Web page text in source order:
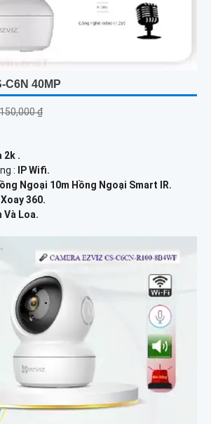
C6N 40MP
₫
2k .
:
IP Wifi.
Ngoại 10m Hồng Ngoại Smart IR.
Xoay 360.
Và Loa.